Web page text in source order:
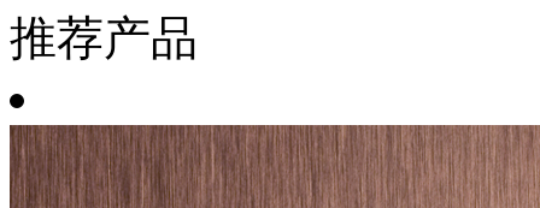
推荐产品